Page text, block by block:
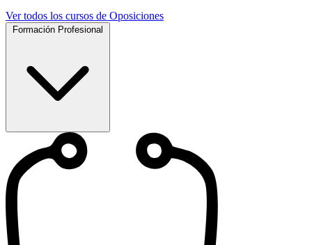
Ver todos los cursos de Oposiciones
Formación Profesional